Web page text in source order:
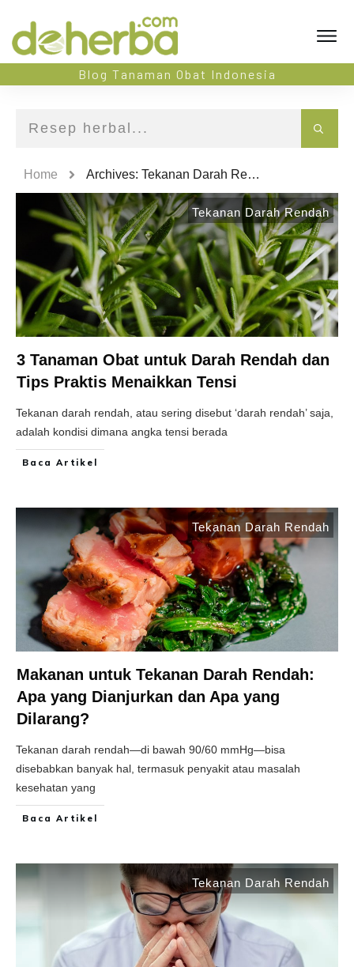
Blog Tanaman Obat Indonesia
Home Archives: Tekanan Darah Rendah
Tekanan Darah Rendah
3 Tanaman Obat untuk Darah Rendah dan
Tips Praktis Menaikkan Tensi
Tekanan darah rendah, atau sering disebut ‘darah rendah’ saja,
adalah kondisi dimana angka tensi berada
Baca Artikel
Tekanan Darah Rendah
Makanan untuk Tekanan Darah Rendah:
Apa yang Dianjurkan dan Apa yang
Dilarang?
Tekanan darah rendah—di bawah 90/60 mmHg—bisa
disebabkan banyak hal, termasuk penyakit atau masalah
kesehatan yang
Baca Artikel
Tekanan Darah Rendah